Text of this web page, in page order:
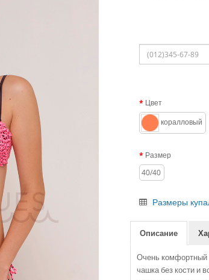
Цвет
коралловый
Размер
40/40
Размеры
Описание
Очень комфортный
чашка без кости и